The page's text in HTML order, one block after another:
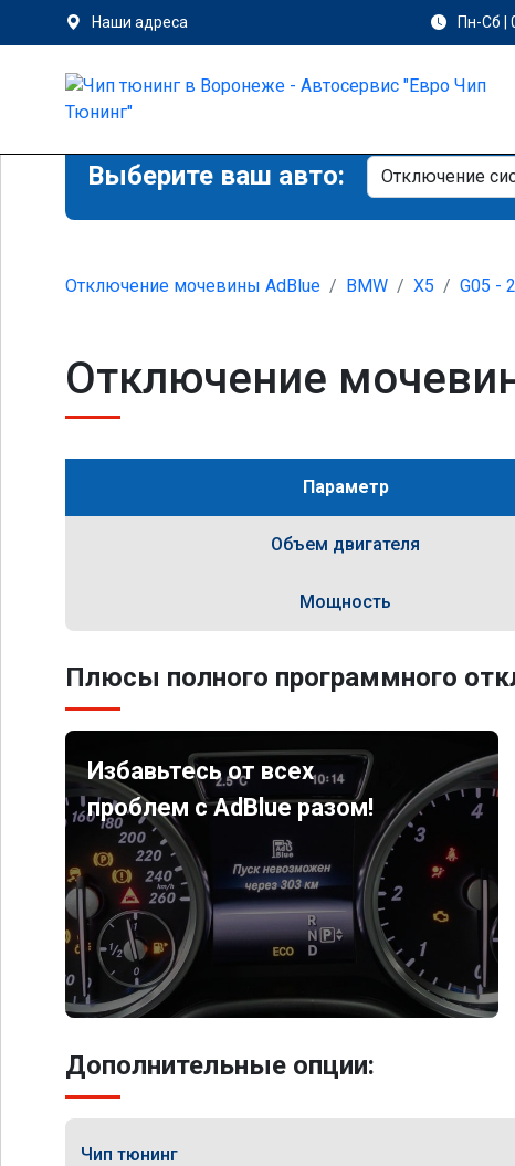
Наши адреса Пн-Сб |
Выберите ваш авто:
Отключение мочевины AdBlue BMW X5 G05 -
Отключение
Параметр
Объем двигателя
Мощность
Плюсы полного программного
Избавьтесь от всех
проблем с AdBlue разом!
Дополнительные опции:
Чип тюнинг